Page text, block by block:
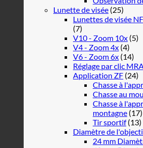
Lunette de visée (25)
Lunettes de visée
(7)
V10 - Zoom 10x (5)
V4 - Zoom 4x (4)
V6 - Zoom 6x (14)
Réglage par clic
Application ZF (24)
Chasse à
Chasse au
Chasse à
montagne (17)
Tir sportif (13)
Diamètre de
24 mm